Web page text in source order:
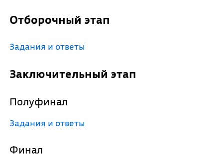
Отборочный этап
Задания и ответы
Заключительный этап
Полуфинал
Задания и ответы
Финал